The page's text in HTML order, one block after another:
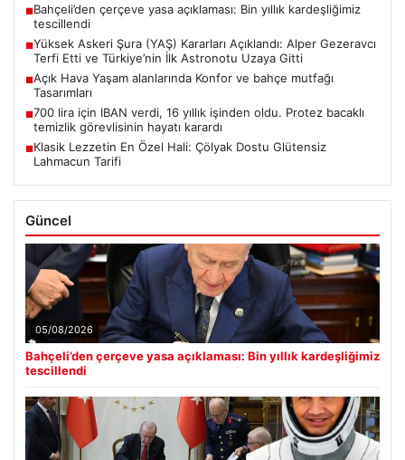
■Bahçeli’den çerçeve yasa açıklaması: Bin yıllık kardeşliğimiz
tescillendi
■Yüksek Askeri Şura (YAŞ) Kararları Açıklandı: Alper Gezeravcı
Terfi Etti ve Türkiye’nin İlk Astronotu Uzaya Gitti
■Açık Hava Yaşam alanlarında Konfor ve bahçe mutfağı
Tasarımları
■700 lira için IBAN verdi, 16 yıllık işinden oldu. Protez bacaklı
temizlik görevlisinin hayatı karardı
■Klasik Lezzetin En Özel Hali: Çölyak Dostu Glütensiz
Lahmacun Tarifi
Güncel
05/08/2026
Bahçeli’den çerçeve yasa açıklaması: Bin yıllık kardeşliğimiz
tescillendi